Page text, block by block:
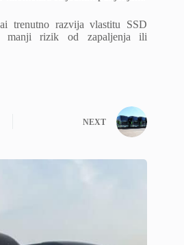
trenutno razvija vlastitu SSD
manji rizik od zapaljenja ili
NEXT